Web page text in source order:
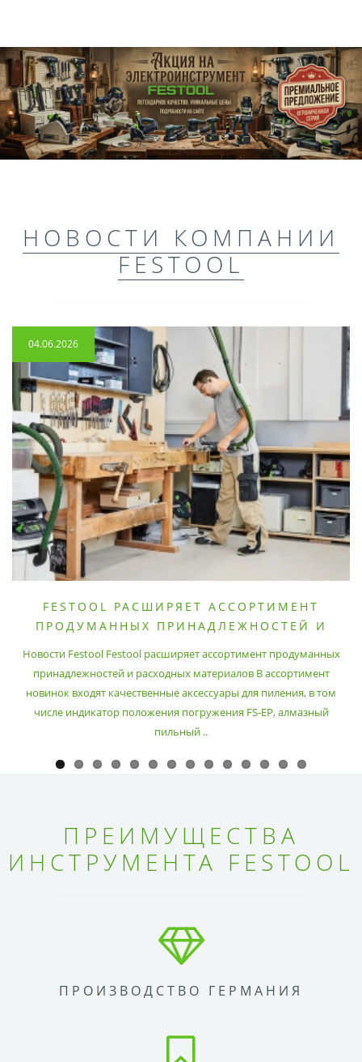
НОВОСТИ КОМПАНИИ
FESTOOL
04.06.2026
FESTOOL РАСШИРЯЕТ АССОРТИМЕНТ
ПРОДУМАННЫХ ПРИНАДЛЕЖНОСТЕЙ И
Новости Festool Festool расширяет ассортимент продуманных
принадлежностей и расходных материалов В ассортимент
новинок входят качественные аксессуары для пиления, в том
числе индикатор положения погружения FS-EP, алмазный
пильный ..
ПРЕИМУЩЕСТВА
ИНСТРУМЕНТА FESTOOL
ПРОИЗВОДСТВО ГЕРМАНИЯ